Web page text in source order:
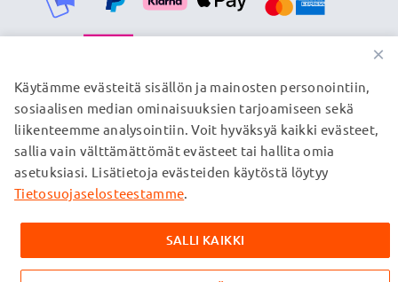
TOIMITUSKUMPPANIMME
© subtel.fi 2026
Kaikki hinnat sisältävät arvonlisäveron, mutta ei
toimituskuluja. Kaikki sivuillamme mainitut tavaramerkit ovat
verkkosivuillamme ainoastaan tuotteitamme koskevan
×
Käytämme evästeitä sisällön ja mainosten personointiin,
sosiaalisen median ominaisuuksien tarjoamiseen sekä
liikenteemme analysointiin. Voit hyväksyä kaikki evästeet,
sallia vain välttämättömät evästeet tai hallita omia
asetuksiasi. Lisätietoja evästeiden käytöstä löytyy
Tietosuojaselosteestamme.
SALLI KAIKKI